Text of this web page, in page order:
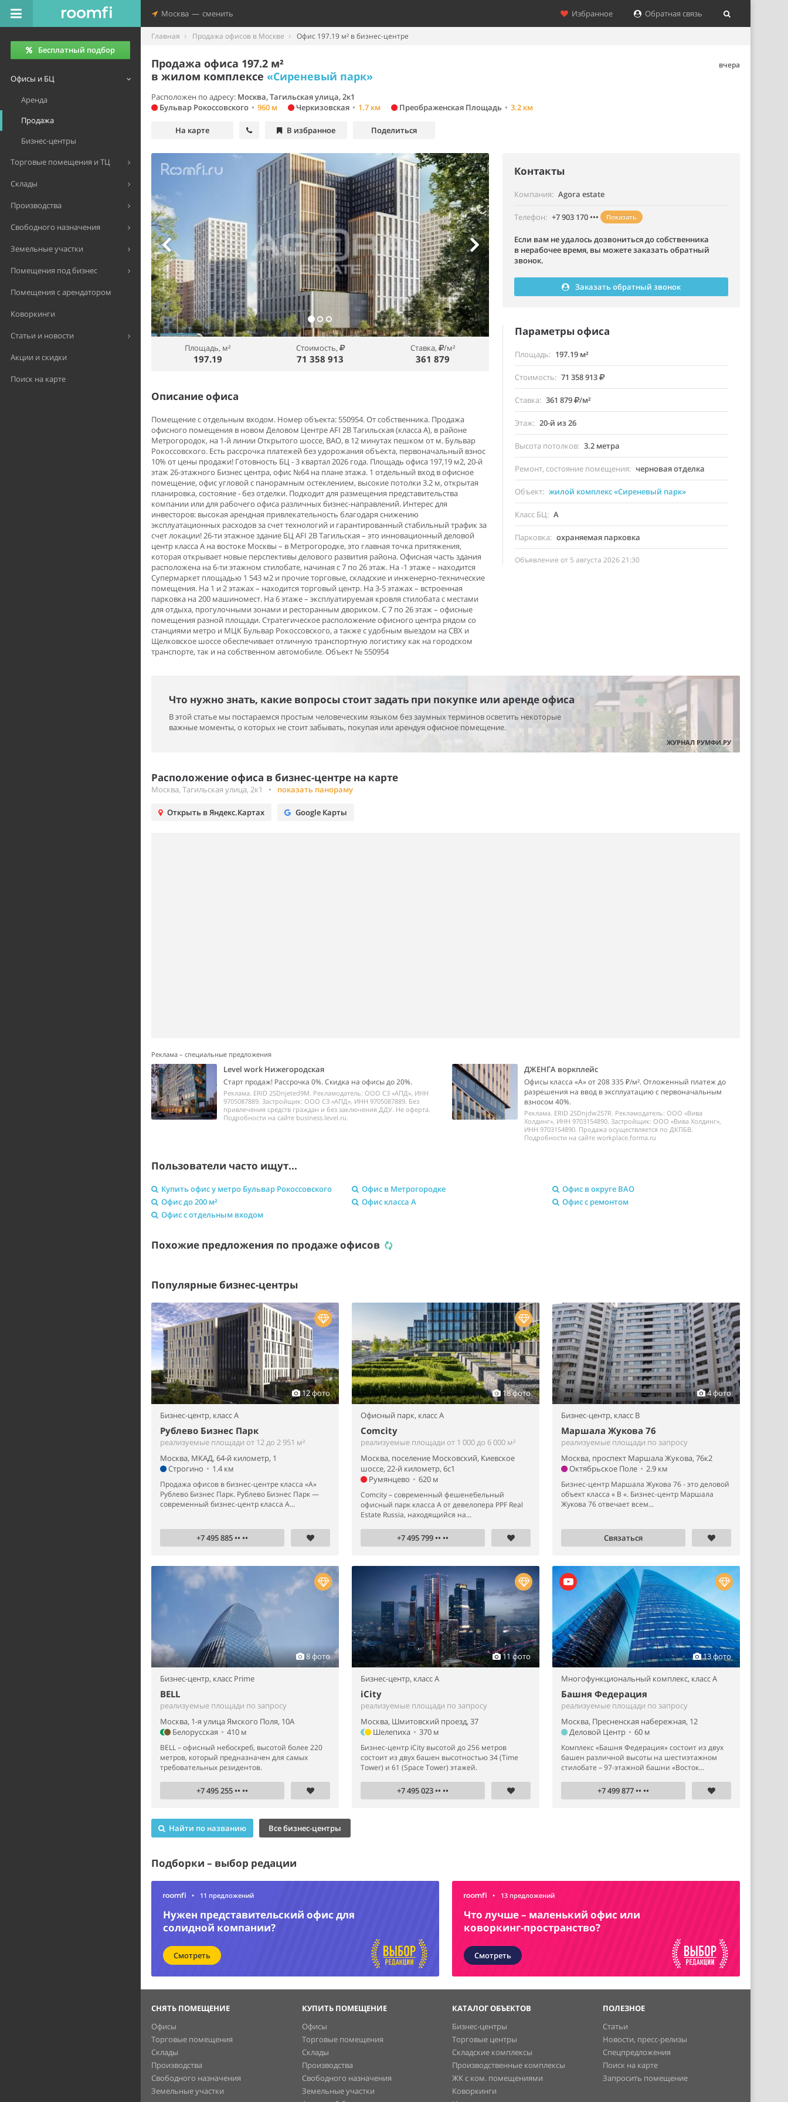
Москва — сменить Избранное Обратная связь
Бесплатный подбор
Офисы и БЦ
Аренда
Продажа
Бизнес-центры
Торговые помещения и ТЦ
Склады
Производства
Свободного назначения
Земельные участки
Помещения под бизнес
Помещения с арендатором
Коворкинги
Статьи и новости
Акции и скидки
Поиск на карте
Главная Продажа офисов в Москве Офис 197.19 м² в бизнес-центре
Продажа офиса 197.2 м²
в жилом комплексе «Сиреневый парк»
вчера
Расположен по адресу: Москва, Тагильская улица, 2к1
Бульвар Рокоссовского • 960 м Черкизовская • 1.7 км Преображенская Площадь • 3.2 км
На карте В избранное Поделиться
Площадь, м²
197.19
Стоимость,
71 358 913
Ставка, /м²
361 879
Описание офиса
Помещение с отдельным входом. Номер объекта: 550954. От собственника. Продажа
офисного помещения в новом Деловом Центре AFI 2B Тагильская (класса А), в районе
Метрогородок, на 1-й линии Открытого шоссе, ВАО, в 12 минутах пешком от м. Бульвар
Рокоссовского. Есть рассрочка платежей без удорожания объекта, первоначальный взнос
10% от цены продажи! Готовность БЦ - 3 квартал 2026 года. Площадь офиса 197,19 м2, 20-й
этаж 26-этажного Бизнес центра, офис №64 на плане этажа. 1 отдельный вход в офисное
помещение, офис угловой с панорамным остеклением, высокие потолки 3.2 м, открытая
планировка, состояние - без отделки. Подходит для размещения представительства
компании или для рабочего офиса различных бизнес-направлений. Интерес для
инвесторов: высокая арендная привлекательность благодаря снижению
эксплуатационных расходов за счет технологий и гарантированный стабильный трафик за
счет локации! 26-ти этажное здание БЦ AFI 2B Тагильская – это инновационный деловой
центр класса А на востоке Москвы – в Метрогородке, это главная точка притяжения,
которая открывает новые перспективы делового развития района. Офисная часть здания
расположена на 6-ти этажном стилобате, начиная с 7 по 26 этаж. На -1 этаже – находится
Супермаркет площадью 1 543 м2 и прочие торговые, складские и инженерно-технические
помещения. На 1 и 2 этажах – находится торговый центр. На 3-5 этажах – встроенная
парковка на 200 машиномест. На 6 этаже – эксплуатируемая кровля стилобата с местами
для отдыха, прогулочными зонами и ресторанным двориком. С 7 по 26 этаж – офисные
помещения разной площади. Стратегическое расположение офисного центра рядом со
станциями метро и МЦК Бульвар Рокоссовского, а также с удобным выездом на СВХ и
Щелковское шоссе обеспечивает отличную транспортную логистику как на городском
транспорте, так и на собственном автомобиле. Объект № 550954
Контакты
Компания Agora estate
Телефон +7 903 170 ••• Показать
Если вам не удалось дозвониться до собственника
в нерабочее время, вы можете заказать обратный
звонок.
Заказать обратный звонок
Параметры офиса
Площадь 197.19 м²
Стоимость 71 358 913
Ставка 361 879 /м²
Этаж 20-й из 26
Высота потолков 3.2 метра
Ремонт, состояние помещения черновая отделка
Объект жилой комплекс «Сиреневый парк»
Класс БЦ A
Парковка охраняемая парковка
Объявление от 5 августа 2026 21:30
Что нужно знать, какие вопросы стоит задать при покупке или аренде офиса
В этой статье мы постараемся простым человеческим языком без заумных терминов осветить некоторые
важные моменты, о которых не стоит забывать, покупая или арендуя офисное помещение.
ЖУРНАЛ РУМФИ.РУ
Расположение офиса в бизнес-центре на карте
Москва, Тагильская улица, 2к1 • показать панораму
Открыть в Яндекс.Картах Google Карты
Реклама – специальные предложения
Level work Нижегородская
Старт продаж! Рассрочка 0%. Скидка на офисы до 20%.
Реклама. ERID 2SDnjeted9M. Рекламодатель: ООО СЗ «АПД», ИНН
9705087889. Застройщик: ООО СЗ «АПД», ИНН 9705087889. Без
привлечения средств граждан и без заключения ДДУ. Не оферта.
Подробности на сайте business.level.ru.
ДЖЕНГА воркплейс
Офисы класса «А» от 208 335 ₽/м². Отложенный платеж до
разрешения на ввод в эксплуатацию с первоначальным
взносом 40%.
Реклама. ERID 2SDnjdw257R. Рекламодатель: ООО «Вива
Холдинг», ИНН 9703154890. Застройщик: ООО «Вива Холдинг»,
ИНН 9703154890. Продажа осуществляется по ДКПБВ.
Подробности на сайте workplace.forma.ru
Пользователи часто ищут...
Купить офис у метро Бульвар Рокоссовского Офис в Метрогородке
Офис в округе ВАО
Офис до 200 м²
Офис класса A
Офис с ремонтом
Офис с отдельным входом
Похожие предложения по продаже офисов
Популярные бизнес-центры
12 фото
Бизнес-центр, класс A
Рублево Бизнес Парк
реализуемые площади от 12 до 2 951 м²
Москва, МКАД, 64-й километр, 1
Строгино • 1.4 км
Продажа офисов в бизнес-центре класса «А»
Рублево Бизнес Парк. Рублево Бизнес Парк —
современный бизнес-центр класса А...
+7 495 885 •• ••
18 фото
Офисный парк, класс A
Comcity
реализуемые площади от 1 000 до 6 000 м²
Москва, поселение Московский, Киевское
шоссе, 22-й километр, 6с1
Румянцево • 620 м
Comcity – современный фешенебельный
офисный парк класса А от девелопера PPF Real
Estate Russia, находящийся на...
+7 495 799 •• ••
4 фото
Бизнес-центр, класс B
Маршала Жукова 76
реализуемые площади по запросу
Москва, проспект Маршала Жукова, 76к2
Октябрьское Поле • 2.9 км
Бизнес-центр Маршала Жукова 76 - это деловой
объект класса « B «. Бизнес-центр Маршала
Жукова 76 отвечает всем...
Связаться
8 фото
Бизнес-центр, класс Prime
BELL
реализуемые площади по запросу
Москва, 1-я улица Ямского Поля, 10А
Белорусская • 410 м
BELL – офисный небоскреб, высотой более 220
метров, который предназначен для самых
требовательных резидентов.
+7 495 255 •• ••
11 фото
Бизнес-центр, класс A
iCity
реализуемые площади по запросу
Москва, Шмитовский проезд, 37
Шелепиха • 370 м
Бизнес-центр iCity высотой до 256 метров
состоит из двух башен высотностью 34 (Time
Tower) и 61 (Space Tower) этажей.
+7 495 023 •• ••
13 фото
Многофункциональный комплекс, класс A
Башня Федерация
реализуемые площади по запросу
Москва, Пресненская набережная, 12
Деловой Центр • 60 м
Комплекс «Башня Федерация» состоит из двух
башен различной высоты на шестиэтажном
стилобате – 97-этажной башни «Восток...
+7 499 877 •• ••
Найти по названию Все бизнес-центры
Подборки – выбор редации
• 11 предложений
Нужен представительский офис для
солидной компании?
Смотреть
• 13 предложений
Что лучше – маленький офис или
коворкинг-пространство?
Смотреть
СНЯТЬ ПОМЕЩЕНИЕ
Офисы
Торговые помещения
Склады
Производства
Свободного назначения
Земельные участки
КУПИТЬ ПОМЕЩЕНИЕ
Офисы
Торговые помещения
Склады
Производства
Свободного назначения
Земельные участки
КАТАЛОГ ОБЪЕКТОВ
Бизнес-центры
Торговые центры
Складские комплексы
Производственные комплексы
ЖК с ком. помещениями
Коворкинги
ПОЛЕЗНОЕ
Статьи
Новости, пресс-релизы
Спецпредложения
Поиск на карте
Запросить помещение